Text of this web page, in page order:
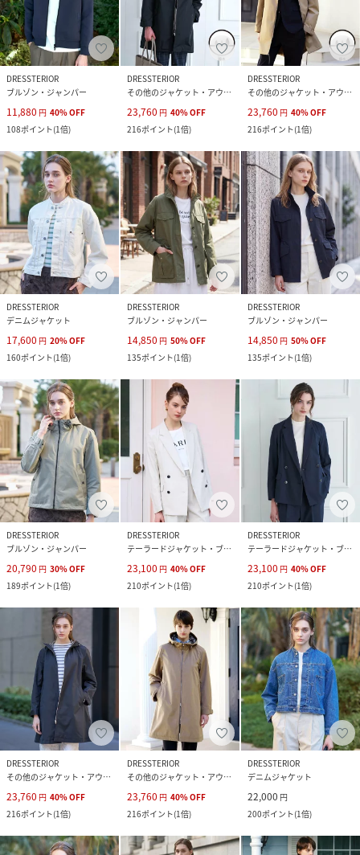
DRESSTERIOR
ブルゾン・ジャンパー
11,880 円 40%OFF
108ポイント(1倍)
DRESSTERIOR
その他のジャケット・アウター
23,760 円 40%OFF
216ポイント(1倍)
DRESSTERIOR
その他のジャケット・アウター
23,760 円 40%OFF
216ポイント(1倍)
DRESSTERIOR
デニムジャケット
17,600 円 20%OFF
160ポイント(1倍)
DRESSTERIOR
ブルゾン・ジャンパー
14,850 円 50%OFF
135ポイント(1倍)
DRESSTERIOR
ブルゾン・ジャンパー
14,850 円 50%OFF
135ポイント(1倍)
DRESSTERIOR
ブルゾン・ジャンパー
20,790 円 30%OFF
189ポイント(1倍)
DRESSTERIOR
テーラードジャケット・ブレザー
23,100 円 40%OFF
210ポイント(1倍)
DRESSTERIOR
テーラードジャケット・ブレザー
23,100 円 40%OFF
210ポイント(1倍)
DRESSTERIOR
その他のジャケット・アウター
23,760 円 40%OFF
216ポイント(1倍)
DRESSTERIOR
その他のジャケット・アウター
23,760 円 40%OFF
216ポイント(1倍)
DRESSTERIOR
デニムジャケット
22,000 円
200ポイント(1倍)